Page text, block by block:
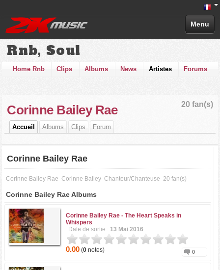
Menu
Rnb, Soul
Home Rnb Clips Albums News Artistes Forums
20 fan(s)
Corinne Bailey Rae
Accueil Albums Clips Forum
Corinne Bailey Rae
Corinne Bailey Rae Corinne Bailey Chanteur/Chanteuse 20 fan(s)
Corinne Bailey Rae Albums
Corinne Bailey Rae -The Heart Speaks in
Whispers
Date de sortie : 13 Mai 2016
0.00 (0 notes) 0